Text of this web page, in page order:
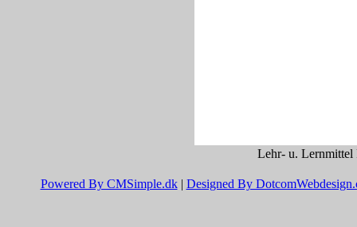
Lehr- u. Lernmittel
Powered By CMSimple.dk| Designed By